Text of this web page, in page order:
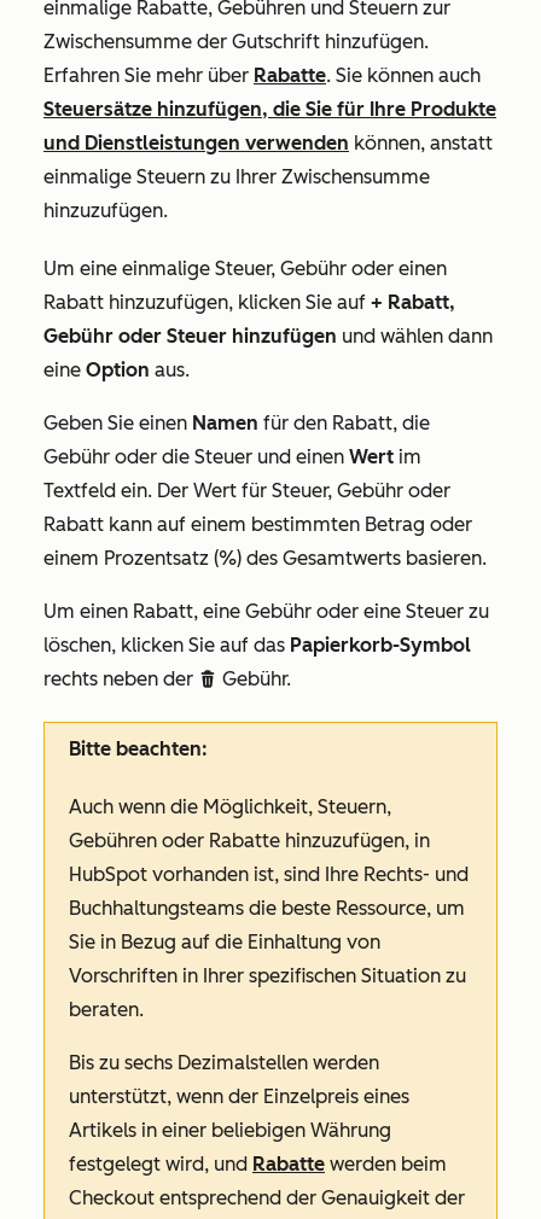
einmalige Rabatte, Gebühren und Steuern zur
Zwischensumme der Gutschrift hinzufügen.
Erfahren Sie mehr über Rabatte. Sie können auch
Steuersätze hinzufügen, die Sie für Ihre Produkte
und Dienstleistungen verwenden können, anstatt
einmalige Steuern zu Ihrer Zwischensumme
hinzuzufügen.
Um eine einmalige Steuer, Gebühr oder einen
Rabatt hinzuzufügen, klicken Sie auf + Rabatt,
Gebühr oder Steuer hinzufügen und wählen dann
eine Option aus.
Geben Sie einen Namen für den Rabatt, die
Gebühr oder die Steuer und einen Wert im
Textfeld ein. Der Wert für Steuer, Gebühr oder
Rabatt kann auf einem bestimmten Betrag oder
einem Prozentsatz (%) des Gesamtwerts basieren.
Um einen Rabatt, eine Gebühr oder eine Steuer zu
löschen, klicken Sie auf das Papierkorb-Symbol
rechts neben der delete Gebühr.
Bitte beachten:
Auch wenn die Möglichkeit, Steuern,
Gebühren oder Rabatte hinzuzufügen, in
HubSpot vorhanden ist, sind Ihre Rechts- und
Buchhaltungsteams die beste Ressource, um
Sie in Bezug auf die Einhaltung von
Vorschriften in Ihrer spezifischen Situation zu
beraten.
Bis zu sechs Dezimalstellen werden
unterstützt, wenn der Einzelpreis eines
Artikels in einer beliebigen Währung
festgelegt wird, und Rabatte werden beim
Checkout entsprechend der Genauigkeit der